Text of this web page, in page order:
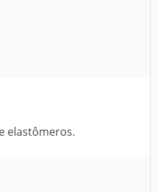
elastômeros.